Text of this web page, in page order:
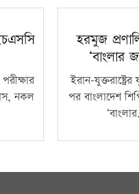
নকল
হরমুজ
‘বাংলার
ইরান-
পর বাংলাদেশ